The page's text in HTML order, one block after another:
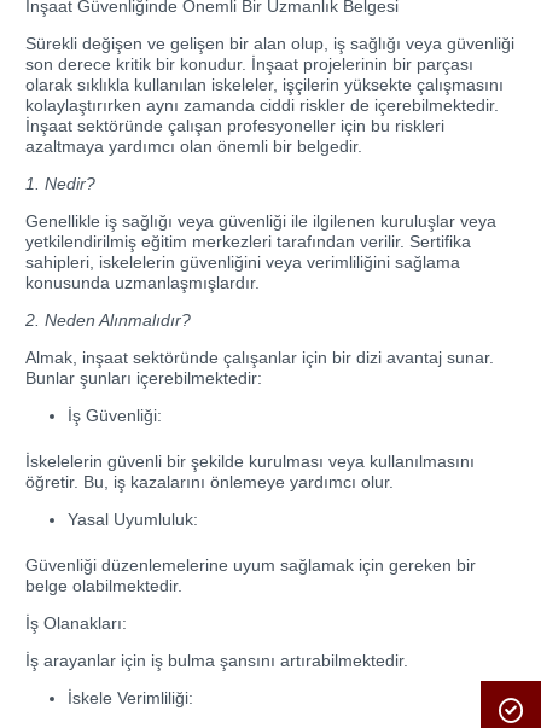
İnşaat Güvenliğinde Önemli Bir Uzmanlık Belgesi
Sürekli değişen ve gelişen bir alan olup, iş sağlığı veya güvenliği
son derece kritik bir konudur. İnşaat projelerinin bir parçası
olarak sıklıkla kullanılan iskeleler, işçilerin yüksekte çalışmasını
kolaylaştırırken aynı zamanda ciddi riskler de içerebilmektedir.
İnşaat sektöründe çalışan profesyoneller için bu riskleri
azaltmaya yardımcı olan önemli bir belgedir.
1. Nedir?
Genellikle iş sağlığı veya güvenliği ile ilgilenen kuruluşlar veya
yetkilendirilmiş eğitim merkezleri tarafından verilir. Sertifika
sahipleri, iskelelerin güvenliğini veya verimliliğini sağlama
konusunda uzmanlaşmışlardır.
2. Neden Alınmalıdır?
Almak, inşaat sektöründe çalışanlar için bir dizi avantaj sunar.
Bunlar şunları içerebilmektedir:
İş Güvenliği:
İskelelerin güvenli bir şekilde kurulması veya kullanılmasını
öğretir. Bu, iş kazalarını önlemeye yardımcı olur.
Yasal Uyumluluk:
Güvenliği düzenlemelerine uyum sağlamak için gereken bir
belge olabilmektedir.
İş Olanakları:
İş arayanlar için iş bulma şansını artırabilmektedir.
İskele Verimliliği: